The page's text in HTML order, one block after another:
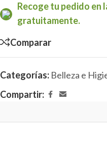
Recoge tu pedido en
gratuitamente.
Comparar
Categorías: Belleza e
Compartir: